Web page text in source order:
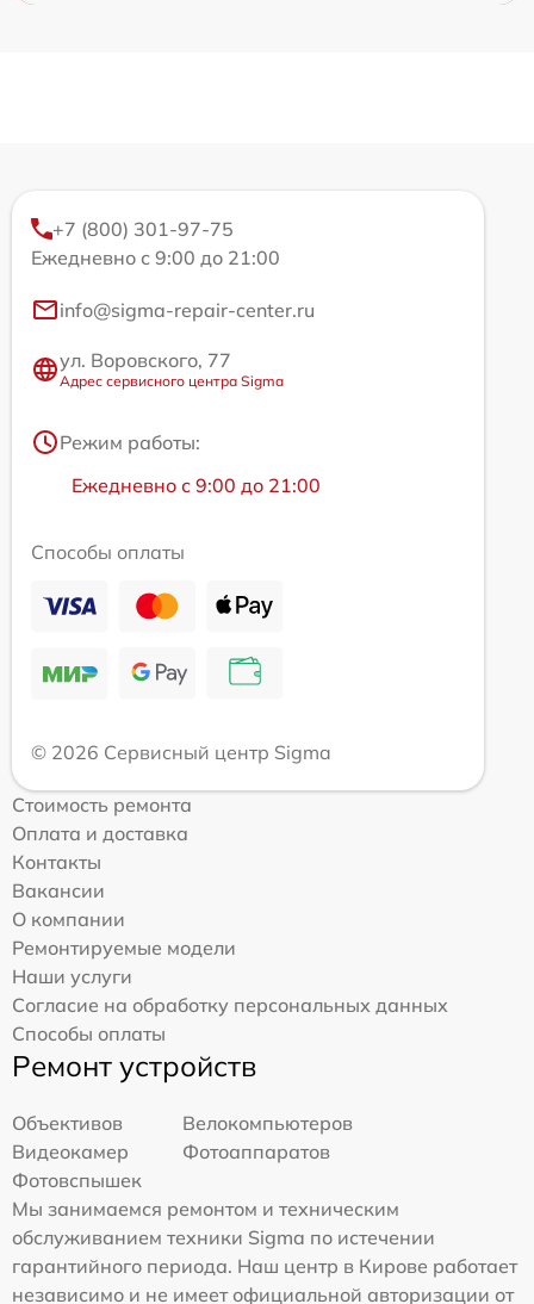
+7 (800) 301-97-75
Ежедневно с 9:00 до 21:00
info@sigma-repair-center.ru
ул. Воровского, 77
Адрес сервисного центра Sigma
Режим работы:
Ежедневно с 9:00 до 21:00
Способы оплаты
© 2026 Сервисный центр Sigma
Стоимость ремонта
Оплата и доставка
Контакты
Вакансии
О компании
Ремонтируемые модели
Наши услуги
Согласие на обработку персональных данных
Способы оплаты
Ремонт устройств
Объективов
Велокомпьютеров
Видеокамер
Фотоаппаратов
Фотовспышек
Мы занимаемся ремонтом и техническим
обслуживанием техники Sigma по истечении
гарантийного периода. Наш центр в Кирове работает
независимо и не имеет официальной авторизации от